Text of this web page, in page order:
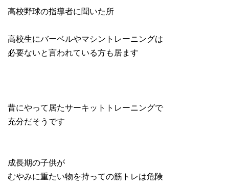
高校野球の指導者に聞いた所
高校生にバーベルやマシントレーニングは
必要ないと言われている方も居ます
昔にやって居たサーキットトレーニングで
充分だそうです
成長期の子供が
むやみに重たい物を持っての筋トレは危険